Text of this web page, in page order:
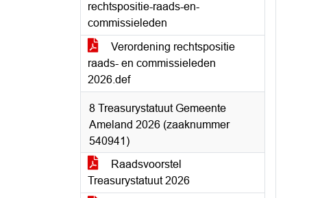
rechtspositie-raads-en-
commissieleden
Verordening rechtspositie
raads- en commissieleden
2026.def
8 Treasurystatuut Gemeente
Ameland 2026 (zaaknummer
540941)
Raadsvoorstel
Treasurystatuut 2026